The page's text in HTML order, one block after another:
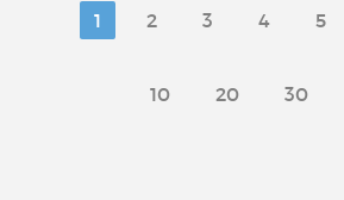
1 2 3 4 5
10 20 30